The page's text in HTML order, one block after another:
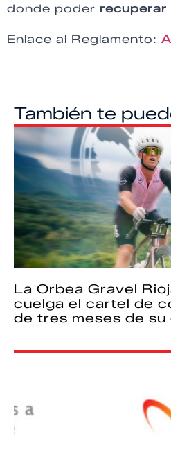
donde poder recuperar
Enlace al Reglamento:
También te
La Orbea Gravel
cuelga el cartel de
de tres meses de